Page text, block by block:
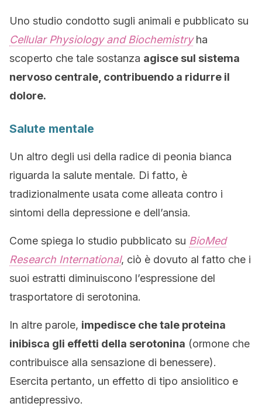
Uno studio condotto sugli animali e pubblicato su
Cellular Physiology and Biochemistryha
scoperto che tale sostanza agisce sul sistema
nervoso centrale, contribuendo a ridurre il
dolore.
Salute mentale
Un altro degli usi della radice di peonia bianca
riguarda la salute mentale. Di fatto, è
tradizionalmente usata come alleata contro i
sintomi della depressione e dell’ansia.
Come spiega lo studio pubblicato su BioMed
Research International, ciò è dovuto al fatto che i
suoi estratti diminuiscono l’espressione del
trasportatore di serotonina.
In altre parole, impedisce che tale proteina
inibisca gli effetti della serotonina (ormone che
contribuisce alla sensazione di benessere).
Esercita pertanto, un effetto di tipo ansiolitico e
antidepressivo.